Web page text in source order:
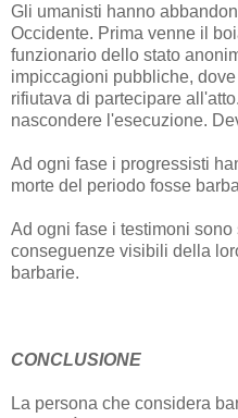
Gli umanisti hanno
Occidente. Prima venne il
funzionario dello stato
impiccagioni pubbliche,
rifiutava di partecipare
nascondere l'esecuzione.
Ad ogni fase i progressisti
morte del periodo fosse
Ad ogni fase i testimoni
conseguenze visibili della
barbarie.
CONCLUSIONE
La persona che considera